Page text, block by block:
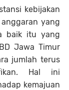
kebijakan
yang
baik itu yang
Jawa Timur
jumlah terus
Hal ini
kemajuan